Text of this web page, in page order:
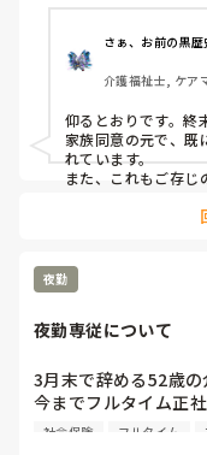
ご家族もいますが、
なっているのに、そ
て、なんになるのか
苦痛と莫大な医療費
います。
介護に関しても、気
べられなくなってい
も、どうなのか？と
「年寄りは見殺しに
が、ご本人の意思も
なっているようにも
ることはここまでで
が苦しくなっていく
さぁ、お前の黒
介護福祉士, ケア
仰るとおりです。終
家族同意の元で、既
れています。
また、これもご存じ
まで」と明確に線
のですね。さぞお辛
さて、こちらは憲法
仰っているわけです
100歳だから、末期
せ食べられないから
とお思いなのでし
サービス提供を拒否
夜勤
夜勤専従について
3月末で辞める52歳の
今までフルタイム正
アルバイトパートで
社会保険 フルタイム